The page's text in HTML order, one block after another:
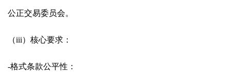
公正交易委员会。
（iii）核心要求：
-格式条款公平性：